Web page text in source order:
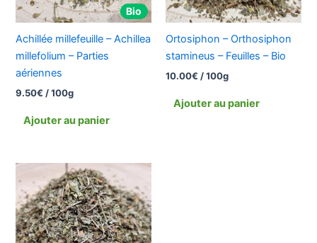
Bio
Achillée millefeuille – Achillea
millefolium – Parties
aériennes
9.50€ / 100g
Ajouter au panier
Ortosiphon – Orthosiphon
stamineus – Feuilles – Bio
10.00€ / 100g
Ajouter au panier